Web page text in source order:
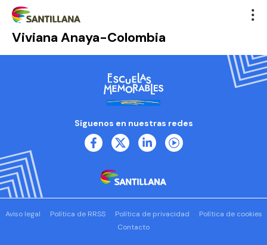
Viviana Anaya-Colombia
Síguenos en nuestras redes
Aviso legal Política de RRSS Política de privacidad
Política de cookies
Contacto